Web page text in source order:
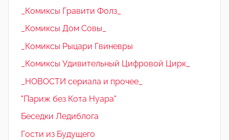
_Комиксы Гравити Фолз_
_Комиксы Дом Совы_
_Комиксы Рыцари Гвиневры
_Комиксы Удивительный Цифровой Цирк_
_НОВОСТИ сериала и прочее_
"Париж без Кота Нуара"
Беседки Ледиблога
Гости из Будущего